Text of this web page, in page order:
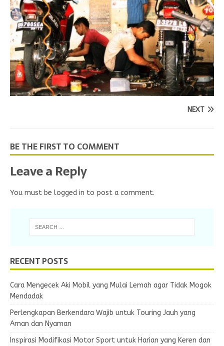
NEXT
BE THE FIRST TO COMMENT
Leave a Reply
You must be logged in to post a comment.
RECENT POSTS
Cara Mengecek Aki Mobil yang Mulai Lemah agar Tidak Mogok
Mendadak
Perlengkapan Berkendara Wajib untuk Touring Jauh yang
Aman dan Nyaman
Inspirasi Modifikasi Motor Sport untuk Harian yang Keren dan